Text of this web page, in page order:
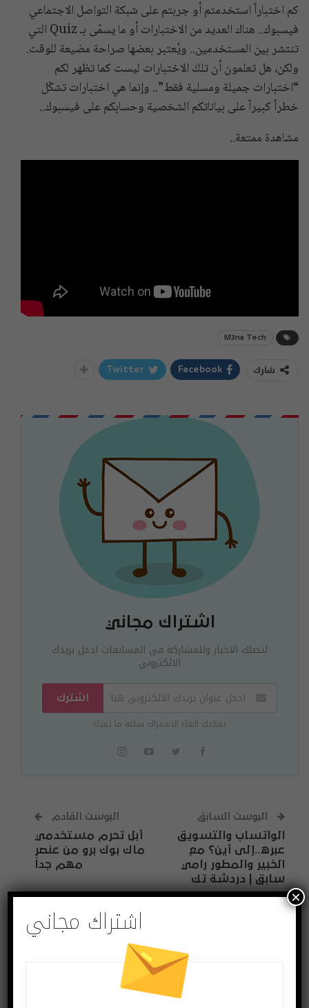
كم اختباراً استخدمتم أو جربتم على شبكة التواصل الاجتماعي
فيسبوك.. هناك العديد من الاختبارات أو ما يسمّى بـ Quiz التي
تنتشر بين المستخدمين.. ويُعتبر بعضها صراحة مضيعة للوقت.
ولكن، هل تعلمون أن تلكَ الاختبارات ليست كما تظهر لكم
“اختبارات جميلة ومسلية فقط”.. وإنما هي اختبارات تشكّل
خطراً كبيراً على بياناتكم الشخصية وحسابكم على فيسبوك..
مشاهدة ممتعة..
M3na Tech
شارك Facebook
Twitter
اشتراك مجاني
لتصلك الاخبار وللمشاركة في المسابقات ادخل بريدك
الالكتروني
اشترك
يمكنك الغاء الاشتراك ساعة ما تشاء
البوست السابق
الواتساب والتسويق
عبره..إلى أين؟ مع
الخبير والمطور رامي
سابق | دردشة تك
البوست القادم
أبل تحرم مستخدمي
ماك بوك برو من عنصر
مهم جداً
المزيد عن المؤلف
اشتراك مجاني
×